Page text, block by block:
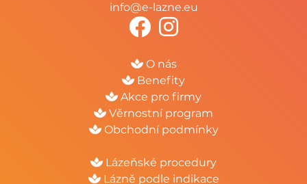
info@e-lazne.eu
O nás
Benefity
Akce pro firmy
Věrnostní program
Obchodní podmínky
Lázeňské procedury
Lázně podle indikace